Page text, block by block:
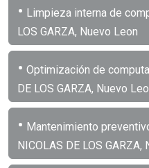
• Limpieza interna de
LOS GARZA, Nuevo Leon
• Optimización de
DE LOS GARZA, Nuevo
• Mantenimiento
NICOLAS DE LOS GARZA,